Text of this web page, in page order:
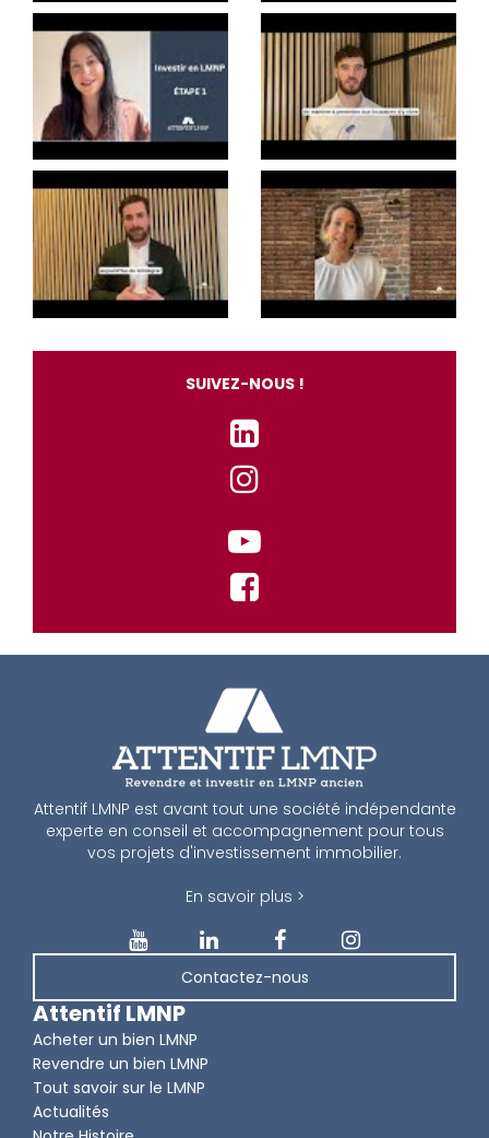
SUIVEZ-NOUS !
Attentif LMNP est avant tout une société indépendante
experte en conseil et accompagnement pour tous
vos projets d'investissement immobilier.
En savoir plus >
Contactez-nous
Attentif LMNP
Acheter un bien LMNP
Revendre un bien LMNP
Tout savoir sur le LMNP
Actualités